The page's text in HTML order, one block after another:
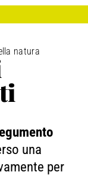
natura
una
per